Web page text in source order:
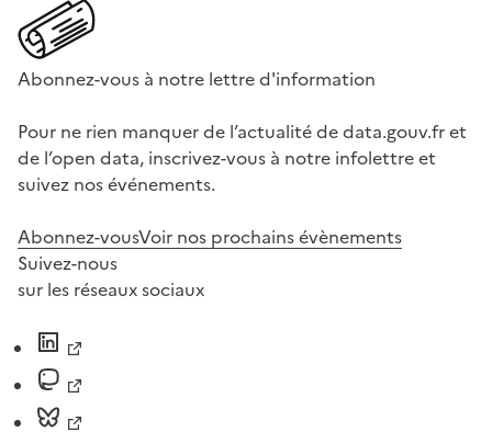
Abonnez-vous à notre lettre d'information
Pour ne rien manquer de l’actualité de data.gouv.fr et
de l’open data, inscrivez-vous à notre infolettre et
suivez nos événements.
Abonnez-vousVoir nos prochains évènements
Suivez-nous
sur les réseaux sociaux